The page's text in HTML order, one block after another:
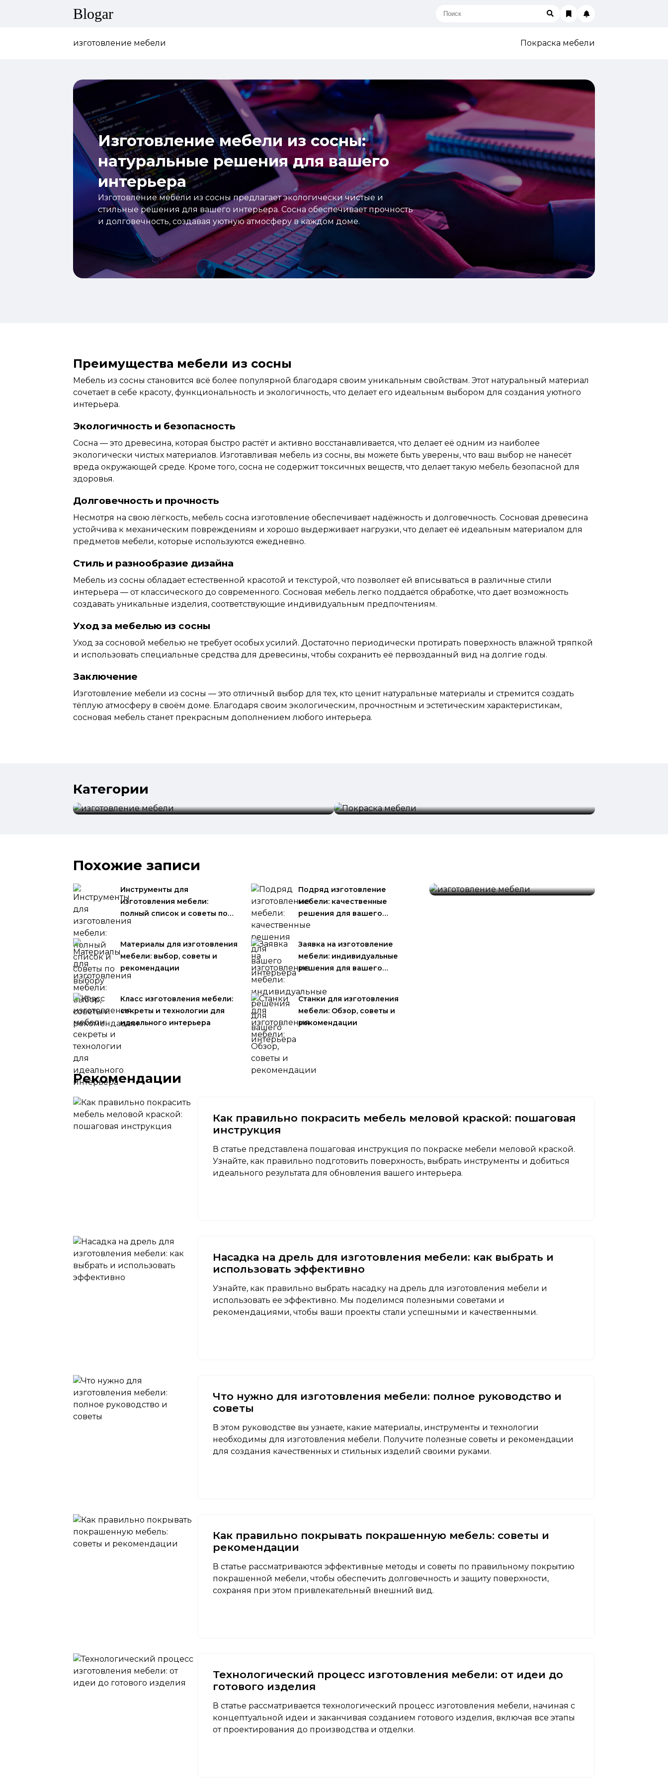
Blogar
изготовление мебели Покраска мебели
Изготовление мебели из сосны:
натуральные решения для вашего
интерьера
Изготовление мебели из сосны предлагает экологически чистые и
стильные решения для вашего интерьера. Сосна обеспечивает прочность
и долговечность, создавая уютную атмосферу в каждом доме.
Преимущества мебели из сосны
Мебель из сосны становится всё более популярной благодаря своим уникальным свойствам. Этот натуральный материал
сочетает в себе красоту, функциональность и экологичность, что делает его идеальным выбором для создания уютного
интерьера.
Экологичность и безопасность
Сосна — это древесина, которая быстро растёт и активно восстанавливается, что делает её одним из наиболее
экологически чистых материалов. Изготавливая мебель из сосны, вы можете быть уверены, что ваш выбор не нанесёт
вреда окружающей среде. Кроме того, сосна не содержит токсичных веществ, что делает такую мебель безопасной для
здоровья.
Долговечность и прочность
Несмотря на свою лёгкость, мебель сосна изготовление обеспечивает надёжность и долговечность. Сосновая древесина
устойчива к механическим повреждениям и хорошо выдерживает нагрузки, что делает её идеальным материалом для
предметов мебели, которые используются ежедневно.
Стиль и разнообразие дизайна
Мебель из сосны обладает естественной красотой и текстурой, что позволяет ей вписываться в различные стили
интерьера — от классического до современного. Сосновая мебель легко поддаётся обработке, что дает возможность
создавать уникальные изделия, соответствующие индивидуальным предпочтениям.
Уход за мебелью из сосны
Уход за сосновой мебелью не требует особых усилий. Достаточно периодически протирать поверхность влажной тряпкой
и использовать специальные средства для древесины, чтобы сохранить её первозданный вид на долгие годы.
Заключение
Изготовление мебели из сосны — это отличный выбор для тех, кто ценит натуральные материалы и стремится создать
тёплую атмосферу в своём доме. Благодаря своим экологическим, прочностным и эстетическим характеристикам,
сосновая мебель станет прекрасным дополнениемлюбого интерьера.
Категории
изготовление мебели
Похожие записи
Инструменты для
изготовления мебели:
полный список и советы по…
Материалы для изготовления
мебели: выбор, советы и
рекомендации
Класс изготовления мебели:
секреты и технологии для
идеального интерьера
Подряд изготовление
мебели: качественные
решения для вашего…
Заявка на изготовление
мебели: индивидуальные
решения для вашего…
Станки для изготовления
мебели: Обзор, советы и
рекомендации
Рекомендации
Как правильно покрасить мебель меловой краской: пошаговая
инструкция
В статье представлена пошаговая инструкция по покраске мебели меловой краской.
Узнайте, как правильно подготовить поверхность, выбрать инструменты и добиться
идеального результата для обновления вашего интерьера.
Насадка на дрель для изготовления мебели: как выбрать и
использовать эффективно
Узнайте, как правильно выбрать насадку на дрель для изготовления мебели и
использовать ее эффективно. Мы поделимся полезными советами и
рекомендациями, чтобы ваши проекты стали успешными и качественными.
Что нужно для изготовления мебели: полное руководство и
советы
В этом руководстве вы узнаете, какие материалы, инструменты и технологии
необходимы для изготовления мебели. Получите полезные советы и рекомендации
для создания качественных и стильных изделий своими руками.
Как правильно покрывать покрашенную мебель: советы и
рекомендации
В статье рассматриваются эффективные методы и советы по правильному покрытию
покрашенной мебели, чтобы обеспечить долговечность и защиту поверхности,
сохраняя при этом привлекательный внешний вид.
Технологический процесс изготовления мебели: от идеи до
готового изделия
В статье рассматривается технологический процесс изготовления мебели, начиная с
концептуальной идеи и заканчивая созданием готового изделия, включая все этапы
от проектирования до производства и отделки.